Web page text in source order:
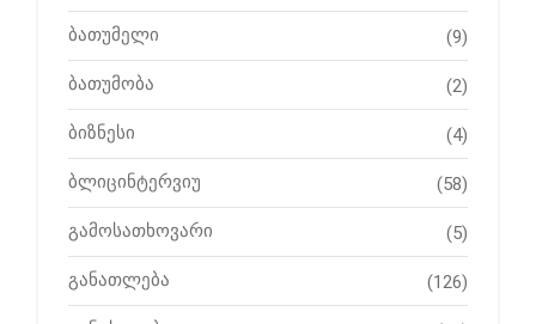
ბათუმელი (9)
ბათუმობა (2)
ბიზნესი (4)
ბლიცინტერვიუ (58)
გამოსათხოვარი (5)
განათლება (126)